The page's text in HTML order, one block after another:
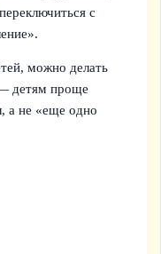
с
можно делать
детям проще
а не «еще одно